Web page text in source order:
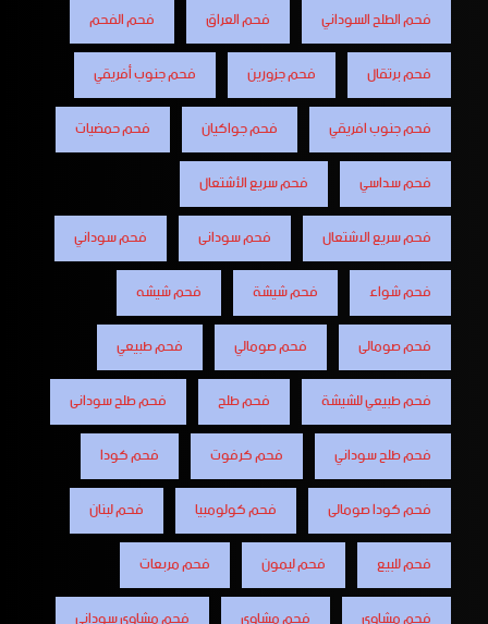
فحم الطلح السوداني
فحم العراق
فحم الفحم
فحم برتقال
فحم جزورين
فحم جنوب أفريقي
فحم جنوب افريقي
فحم جواكيان
فحم حمضيات
فحم سداسي
فحم سريع الأشتعال
فحم سريع الاشتعال
فحم سودانى
فحم سوداني
فحم شواء
فحم شيشة
فحم شيشه
فحم صومالى
فحم صومالي
فحم طبيعي
فحم طبيعي للشيشة
فحم طلح
فحم طلح سودانى
فحم طلح سوداني
فحم كرفوت
فحم كودا
فحم كودا صومالى
فحم كولومبيا
فحم لبنان
فحم للبيع
فحم ليمون
فحم مربعات